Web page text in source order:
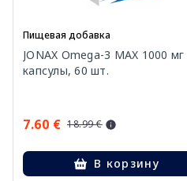
Пищевая добавка
JONAX Omega-3 MAX 1000 мг
капсулы, 60 шт.
7.60 € 18.99 €
В корзину